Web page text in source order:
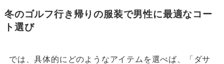
冬のゴルフ行き帰りの服装で男性に最適なコー
ト選び
では、具体的にどのようなアイテムを選べば、「ダサ